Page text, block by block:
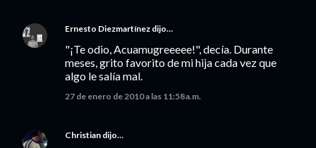
Ernesto Diezmartínez dijo…
"¡Te odio, Acuamugreeeee!", decía. Durante
meses, grito favorito de mi hija cada vez que
algo le salía mal.
27 de enero de 2010 a las 11:58 a.m.
Christian dijo…